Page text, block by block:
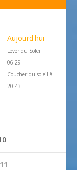
Aujourd'hui
Lever du Soleil
06:29
Coucher du soleil à
20:43